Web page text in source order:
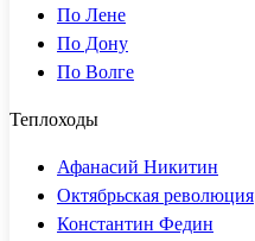
По Лене
По Дону
По Волге
Теплоходы
Афанасий Никитин
Октябрьская революция
Константин Федин